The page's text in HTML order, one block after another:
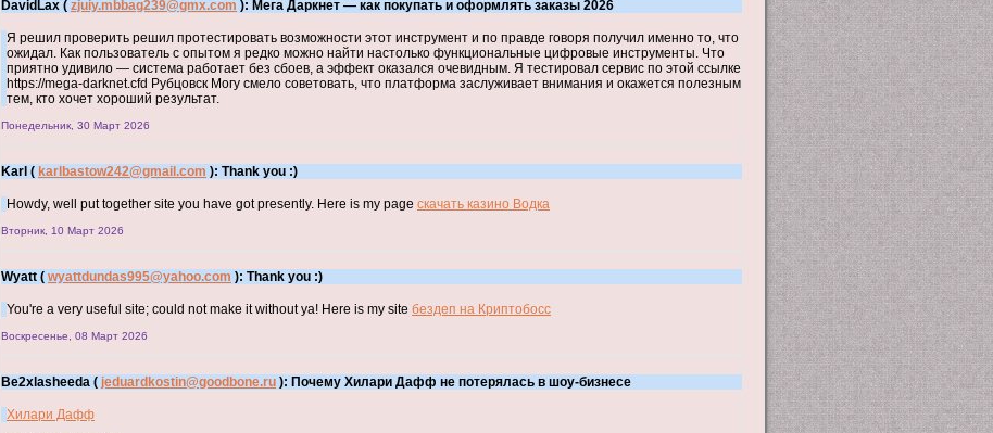
DavidLax ( zjuiy.mbbag239@gmx.com ): Мега Даркнет — как покупать и оформлять заказы 2026
Я решил проверить решил протестировать возможности этот инструмент и по правде говоря получил именно то, что
ожидал. Как пользователь с опытом я редко можно найти настолько функциональные цифровые инструменты. Что
приятно удивило — система работает без сбоев, а эффект оказался очевидным. Я тестировал сервис по этой ссылке
https://mega-darknet.cfd Рубцовск Могу смело советовать, что платформа заслуживает внимания и окажется полезным
тем, кто хочет хороший результат.
Понедельник, 30 Март 2026
Karl ( karlbastow242@gmail.com ): Thank you :)
Howdy, well put together site you have got presently. Here is my page скачать казино Водка
Вторник, 10 Март 2026
Wyatt ( wyattdundas995@yahoo.com ): Thank you :)
You're a very useful site; could not make it without ya! Here is my site бездеп на Криптобосс
Воскресенье, 08 Март 2026
Be2xlasheeda ( jeduardkostin@goodbone.ru ): Почему Хилари Дафф не потерялась в шоу-бизнесе
Хилари Дафф